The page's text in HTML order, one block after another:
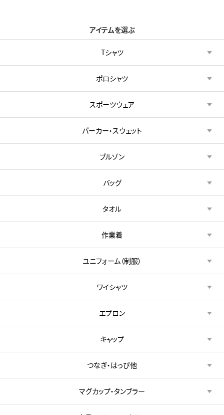
アイテムを選ぶ
Tシャツ
ポロシャツ
スポーツウェア
パーカー・スウェット
ブルゾン
バッグ
タオル
作業着
ユニフォーム（制服）
ワイシャツ
エプロン
キャップ
つなぎ・はっぴ他
マグカップ・タンブラー